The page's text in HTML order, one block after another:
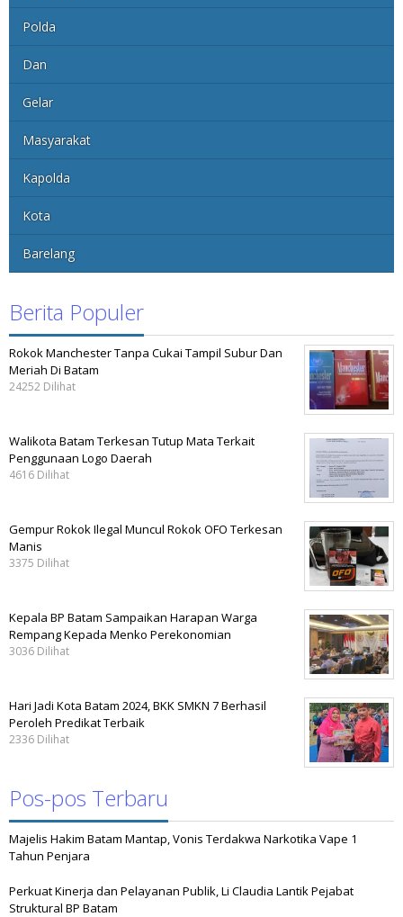
Polda
Dan
Gelar
Masyarakat
Kapolda
Kota
Barelang
Berita Populer
Rokok Manchester Tanpa Cukai Tampil Subur Dan
Meriah Di Batam
24252 Dilihat
Walikota Batam Terkesan Tutup Mata Terkait
Penggunaan Logo Daerah
4616 Dilihat
Gempur Rokok Ilegal Muncul Rokok OFO Terkesan
Manis
3375 Dilihat
Kepala BP Batam Sampaikan Harapan Warga
Rempang Kepada Menko Perekonomian
3036 Dilihat
Hari Jadi Kota Batam 2024, BKK SMKN 7 Berhasil
Peroleh Predikat Terbaik
2336 Dilihat
Pos-pos Terbaru
Majelis Hakim Batam Mantap, Vonis Terdakwa Narkotika Vape 1
Tahun Penjara
Perkuat Kinerja dan Pelayanan Publik, Li Claudia Lantik Pejabat
Struktural BP Batam